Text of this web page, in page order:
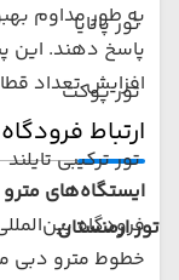
تور پاتایا
تور پوکت
تور ترکیبی تایلند
تور ارمنستان
به طور مداوم
پاسخ دهند. این
افزایش تعداد
ارتباط
ایستگاه‌های
فرودگاه
خطوط مترو دبی